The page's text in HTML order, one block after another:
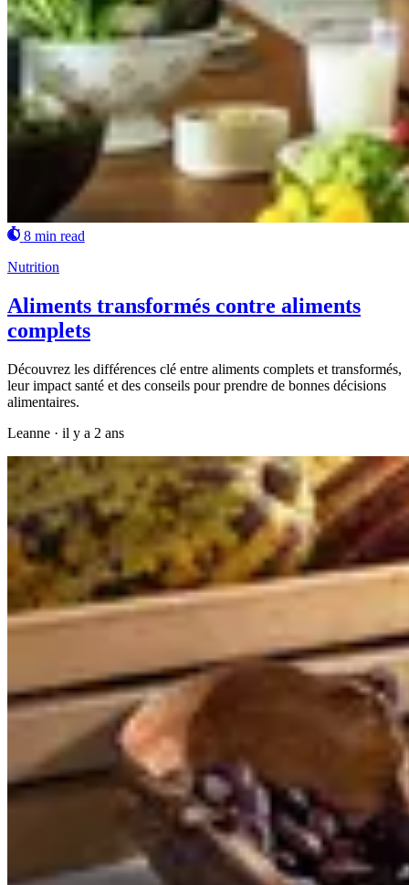
8 min read
Nutrition
Aliments transformés contre aliments
complets
Découvrez les différences clé entre aliments complets et transformés,
leur impact santé et des conseils pour prendre de bonnes décisions
alimentaires.
Leanne · il y a 2 ans